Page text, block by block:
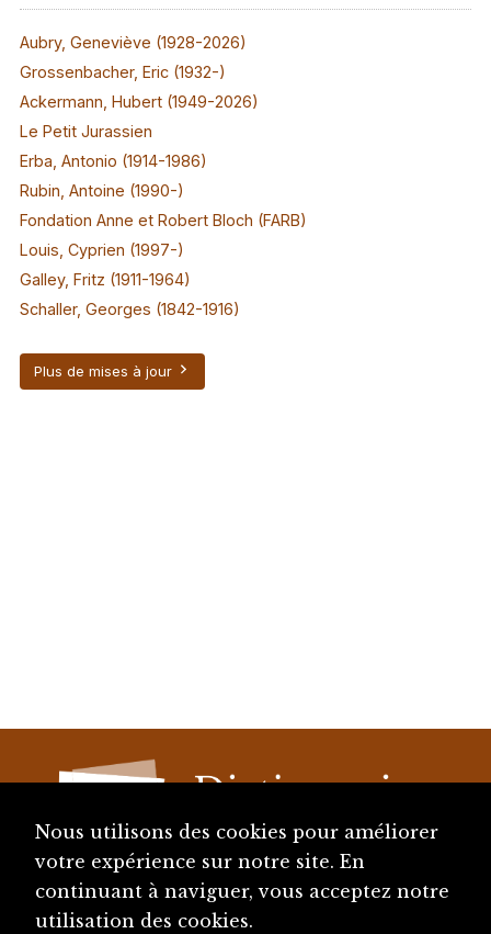
Aubry, Geneviève (1928-2026)
Grossenbacher, Eric (1932-)
Ackermann, Hubert (1949-2026)
Le Petit Jurassien
Erba, Antonio (1914-1986)
Rubin, Antoine (1990-)
Fondation Anne et Robert Bloch (FARB)
Louis, Cyprien (1997-)
Galley, Fritz (1911-1964)
Schaller, Georges (1842-1916)
Plus de mises à jour
diju@diju.ch
Nous utilisons des cookies pour améliorer
votre expérience sur notre site. En
continuant à naviguer, vous acceptez notre
utilisation des cookies.